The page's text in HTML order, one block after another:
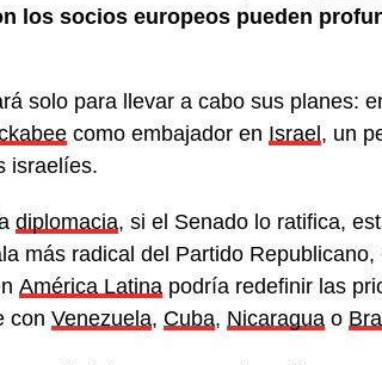
los socios europeos pueden
solo para llevar a cabo sus planes:
como embajador en Israel , un
israelíes.
diplomacia, si el Senado lo ratifica,
más radical del Partido
América Latina podría redefinir las
con Venezuela, Cuba, Nicaragua o